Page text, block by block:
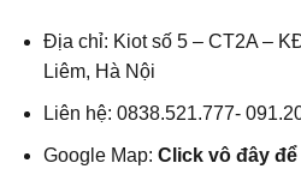
Địa chỉ: Kiot số 5 – CT2A –
Liêm, Hà Nội
Liên hệ: 0838.521.777-
Google Map: Click vô đây để